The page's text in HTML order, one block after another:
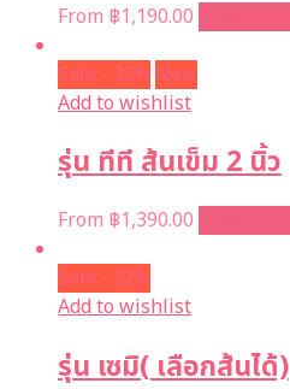
From ฿1,190.00
Sale - 22% New
Add to wishlist
รุ่น ทีที ส้นเข็ม 2 นิ้ว
From ฿1,390.00
Sale - 22%
Add to wishlist
รุ่น เซมิ( เลือกส้นได้)